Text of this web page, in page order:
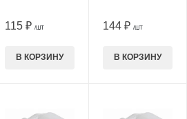
115 ₽ /ШТ
В КОРЗИНУ
144 ₽ /ШТ
В КОРЗИНУ